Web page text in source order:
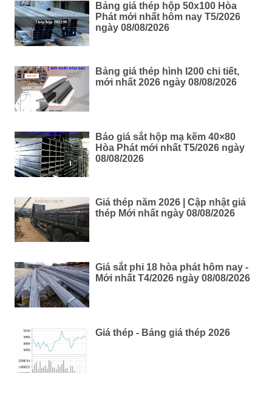
Bảng giá thép hộp 50x100 Hòa
Phát mới nhất hôm nay T5/2026
ngày 08/08/2026
Bảng giá thép hình I200 chi tiết,
mới nhất 2026 ngày 08/08/2026
Báo giá sắt hộp mạ kẽm 40×80
Hòa Phát mới nhất T5/2026 ngày
08/08/2026
Giá thép năm 2026 | Cập nhật giá
thép Mới nhất ngày 08/08/2026
Giá sắt phi 18 hòa phát hôm nay -
Mới nhất T4/2026 ngày 08/08/2026
Giá thép - Bảng giá thép 2026